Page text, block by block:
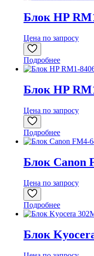
Блок HP
Цена по запросу
Подробнее
Блок HP
Цена по запросу
Подробнее
Блок Canon
Цена по запросу
Подробнее
Блок